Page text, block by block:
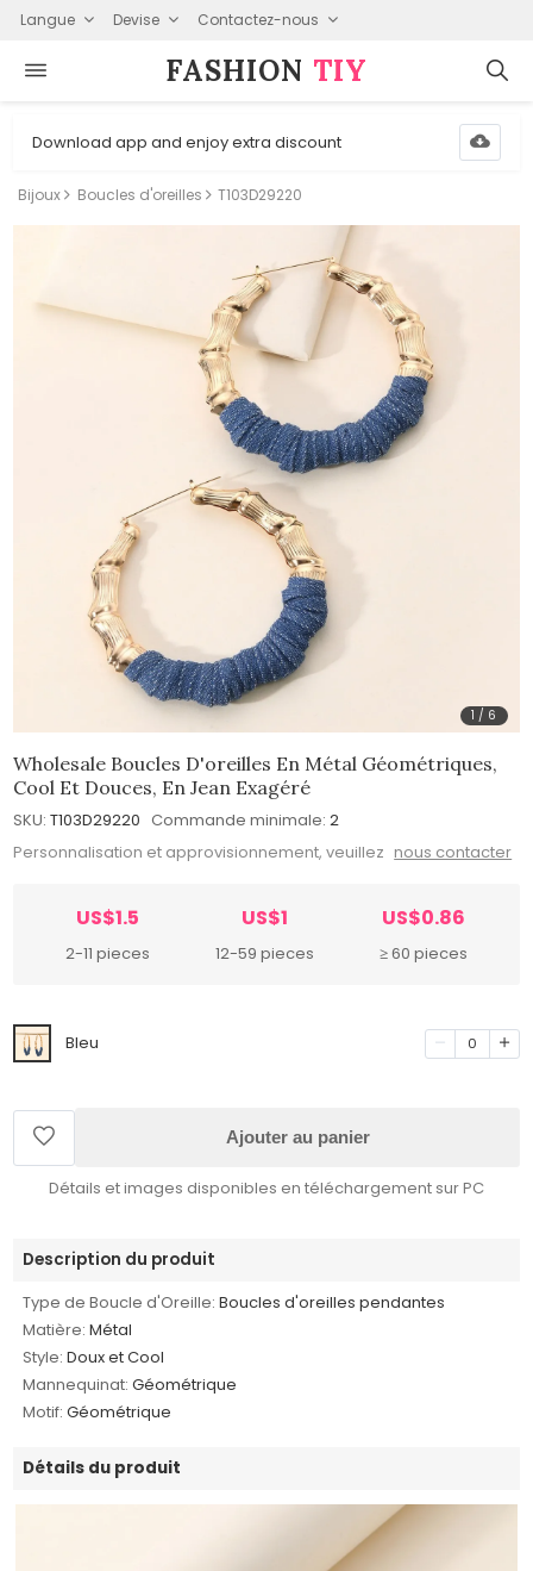
Langue Devise Contactez-nous
FASHION⁠ TIY
Download app and enjoy extra discount
Bijoux Boucles d'oreilles T103D29220
1 / 6
Wholesale Boucles D'oreilles En Métal Géométriques,
Cool Et Douces, En Jean Exagéré
SKU: T103D29220 Commande minimale: 2
Personnalisation et approvisionnement, veuillez nous contacter
US$1.5
2-11 pieces
US$1
12-59 pieces
US$0.86
≥ 60 pieces
Bleu 0
Ajouter au panier
Détails et images disponibles en téléchargement sur PC
Description du produit
Type de Boucle d'Oreille: Boucles d'oreilles pendantes
Matière: Métal
Style: Doux et Cool
Mannequinat: Géométrique
Motif: Géométrique
Détails du produit